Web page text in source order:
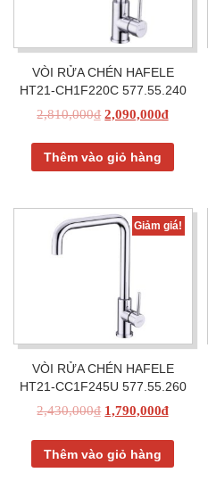
VÒI RỬA CHÉN HAFELE
HT21-CH1F220C 577.55.240
2,810,000₫ 2,090,000₫
Thêm vào giỏ hàng
Giảm giá!
VÒI RỬA CHÉN HAFELE
HT21-CC1F245U 577.55.260
2,430,000₫ 1,790,000₫
Thêm vào giỏ hàng